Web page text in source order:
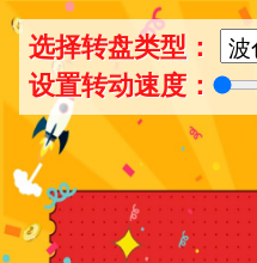
选择转盘类型：
设置转动速度：